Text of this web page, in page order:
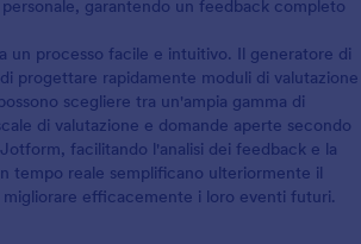
garantendo un feedback completo
un processo facile e intuitivo. Il generatore di
progettare rapidamente moduli di valutazione
scegliere tra un'ampia gamma di
di valutazione e domande aperte secondo
facilitando l'analisi dei feedback e la
tempo reale semplificano ulteriormente il
efficacemente i loro eventi futuri.